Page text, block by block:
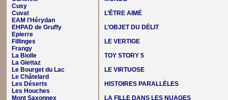
Cusy
Cuvat
EAM l'Hérydan
EHPAD de Gruffy
Epierre
Fillinges
Frangy
La Biolle
La Giettaz
Le Bourget du Lac
Le Châtelard
Les Déserts
Les Houches
Mont Saxonnex
L’ÊTRE AIMÉ
L’OBJET DU DÉLIT
LE VERTIGE
TOY STORY 5
LE VIRTUOSE
HISTOIRES PARALLÈLES
LA FILLE DANS LES NUAGES